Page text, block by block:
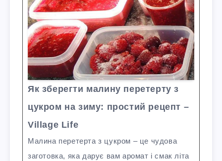
Як зберегти малину перетерту з
цукром на зиму: простий рецепт –
Village Life
Малина перетерта з цукром – це чудова
заготовка, яка дарує вам аромат і смак літа